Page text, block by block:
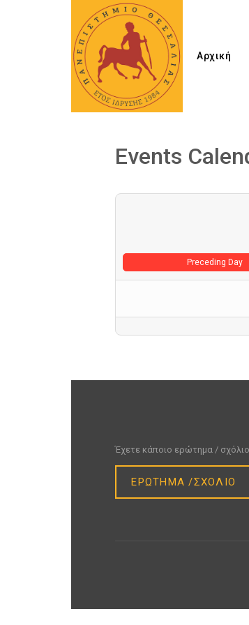
Αρχική
Events
Preceding Day
Έχετε κάποιο ερώτημα / σχόλιο.
ΕΡΩΤΗΜΑ /ΣΧΟΛΙΟ